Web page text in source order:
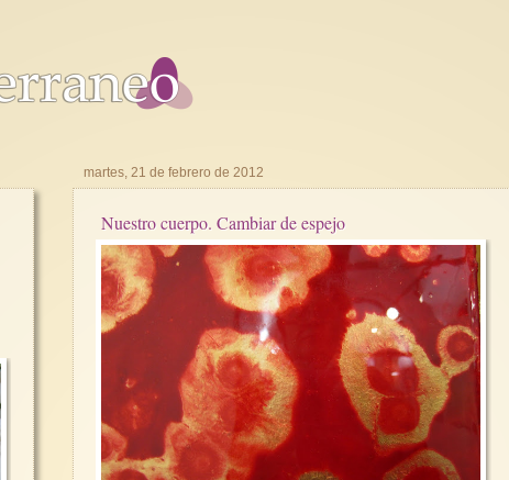
martes, 21 de febrero de 2012
Nuestro cuerpo. Cambiar de espejo